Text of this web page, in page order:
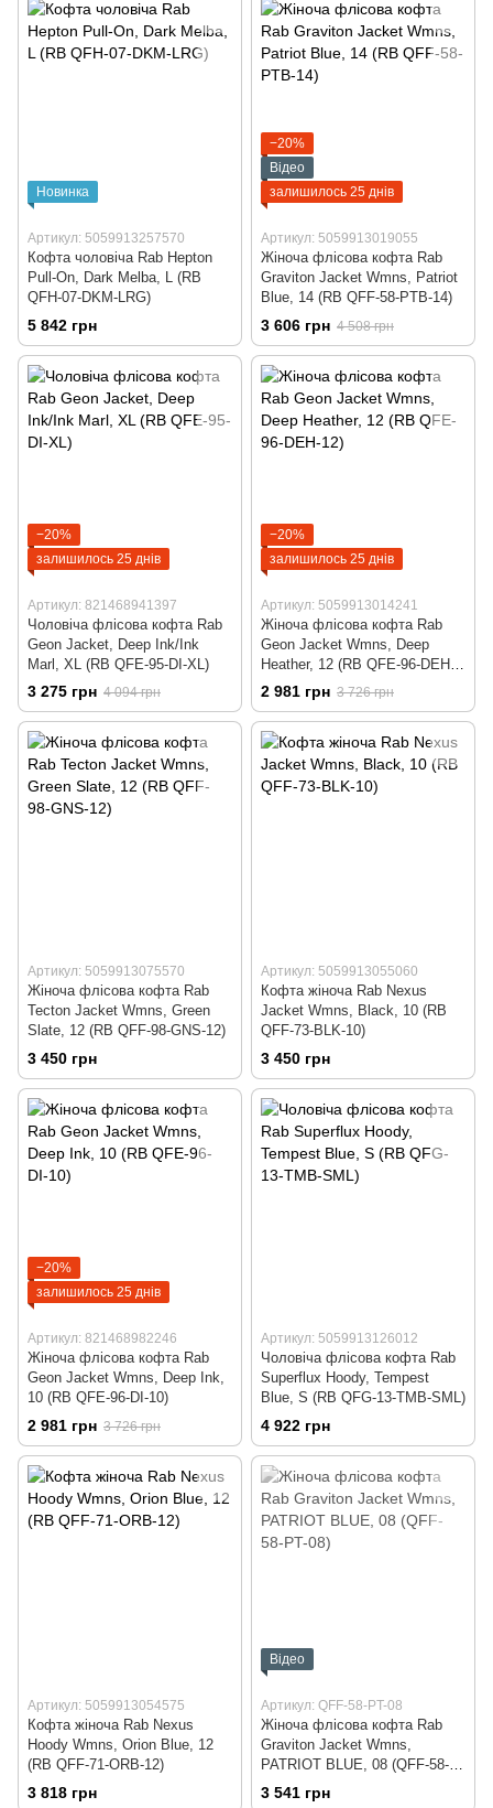
Новинка
Артикул: 5059913257570
Кофта чоловіча Rab Hepton
Pull-On, Dark Melba, L (RB
QFH-07-DKM-LRG)
5 842 грн
−20%
Відео
залишилось 25 днів
Артикул: 5059913019055
Жіноча флісова кофта Rab
Graviton Jacket Wmns, Patriot
Blue, 14 (RB QFF-58-PTB-14)
3 606 грн 4 508 грн
−20%
залишилось 25 днів
Артикул: 821468941397
Чоловіча флісова кофта Rab
Geon Jacket, Deep Ink/Ink
Marl, XL (RB QFE-95-DI-XL)
3 275 грн 4 094 грн
−20%
залишилось 25 днів
Артикул: 5059913014241
Жіноча флісова кофта Rab
Geon Jacket Wmns, Deep
Heather, 12 (RB QFE-96-DEH-
12)
2 981 грн 3 726 грн
Артикул: 5059913075570
Жіноча флісова кофта Rab
Tecton Jacket Wmns, Green
Slate, 12 (RB QFF-98-GNS-12)
3 450 грн
Артикул: 5059913055060
Кофта жіноча Rab Nexus
Jacket Wmns, Black, 10 (RB
QFF-73-BLK-10)
3 450 грн
−20%
залишилось 25 днів
Артикул: 821468982246
Жіноча флісова кофта Rab
Geon Jacket Wmns, Deep Ink,
10 (RB QFE-96-DI-10)
2 981 грн 3 726 грн
Артикул: 5059913126012
Чоловіча флісова кофта Rab
Superflux Hoody, Tempest
Blue, S (RB QFG-13-TMB-SML)
4 922 грн
Артикул: 5059913054575
Кофта жіноча Rab Nexus
Hoody Wmns, Orion Blue, 12
(RB QFF-71-ORB-12)
3 818 грн
Відео
Артикул: QFF-58-PT-08
Жіноча флісова кофта Rab
Graviton Jacket Wmns,
PATRIOT BLUE, 08 (QFF-58-
PT-08)
3 541 грн